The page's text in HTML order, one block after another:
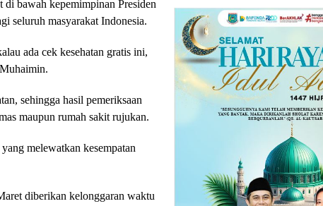
bawah kepemimpinan Presiden
seluruh masyarakat Indonesia.
ada cek kesehatan gratis ini,
sehingga hasil pemeriksaan
maupun rumah sakit rujukan.
melewatkan kesempatan
diberikan kelonggaran waktu